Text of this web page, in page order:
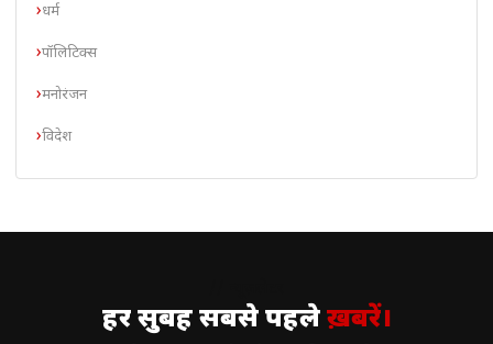
धर्म
पॉलिटिक्स
मनोरंजन
विदेश
हर सुबह सबसे पहलेख़बरें।